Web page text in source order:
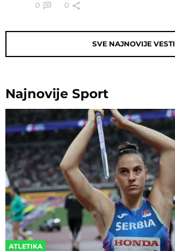
0 0
SVE NAJNOVIJE VESTI
NajnovijeSport
ATLETIKA